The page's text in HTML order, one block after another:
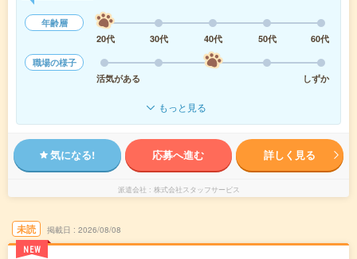
年齢層
20代
30代 40代 50代
60代
職場の様子
活気がある
しずか
もっと見る
気になる! 応募へ進む 詳しく見る
派遣会社 株式会社スタッフサービス
未読
NEW
掲載日 2026/08/08